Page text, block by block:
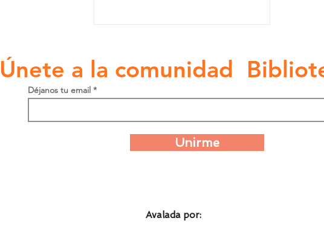
Únete a la comunidad
Déjanos tu email
Unirme
Avalada por: